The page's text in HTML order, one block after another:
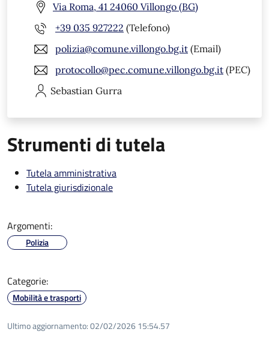
Via Roma, 41 24060 Villongo (BG)
+39 035 927222 (Telefono)
polizia@comune.villongo.bg.it (Email)
protocollo@pec.comune.villongo.bg.it (PEC)
Sebastian Gurra
Strumenti di tutela
Tutela amministrativa
Tutela giurisdizionale
Argomenti:
Polizia
Categorie:
Mobilità e trasporti
Ultimo aggiornamento:02/02/2026 15:54.57